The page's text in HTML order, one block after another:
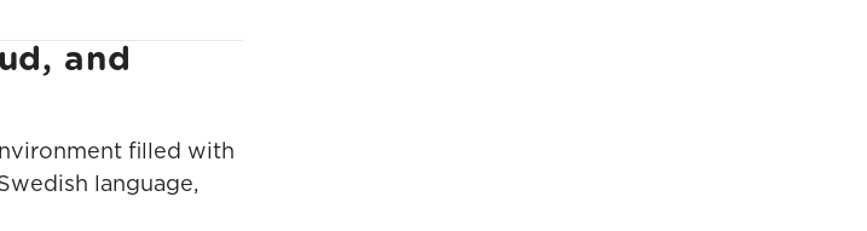
and
filled with
language,